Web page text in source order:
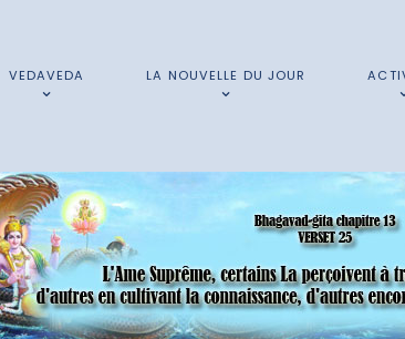
VEDAVEDA LA NOUVELLE DU JOUR